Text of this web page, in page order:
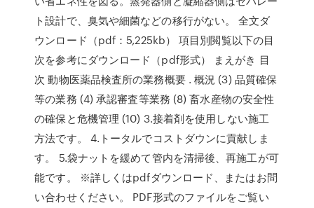
ト設計で、臭気や細菌などの移行がない。 全文ダ
ウンロード（pdf：5,225kb） 項目別閲覧以下の目
次を参考にダウンロード（pdf形式） まえがき 目
次 動物医薬品検査所の業務概要 . 概況 (3) 品質確保
等の業務 (4) 承認審査等業務 (8) 畜水産物の安全性
の確保と危機管理 (10) 3.接着剤を使用しない施工
方法です。 4.トータルでコストダウンに貢献しま
す。 5.袋ナットを緩めて管内を清掃後、再施工が可
能です。 ※詳しくはpdfダウンロード、またはお問
い合わせください。 PDF形式のファイルをご覧い